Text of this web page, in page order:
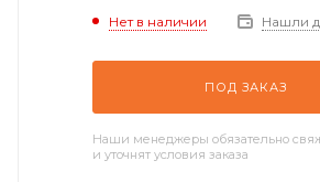
Нет в наличии Нашли
ПОД ЗАКАЗ
Наши менеджеры обязательно
и уточнят условия заказа